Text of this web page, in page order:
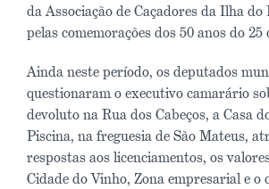
da Associação de Caçadores da Ilha do
pelas comemorações dos 50 anos do 25
Ainda neste período, os deputados
questionaram o executivo camarário
devoluto na Rua dos Cabeços, a Casa
Piscina, na freguesia de São Mateus,
respostas aos licenciamentos, os
Cidade do Vinho, Zona empresarial e o